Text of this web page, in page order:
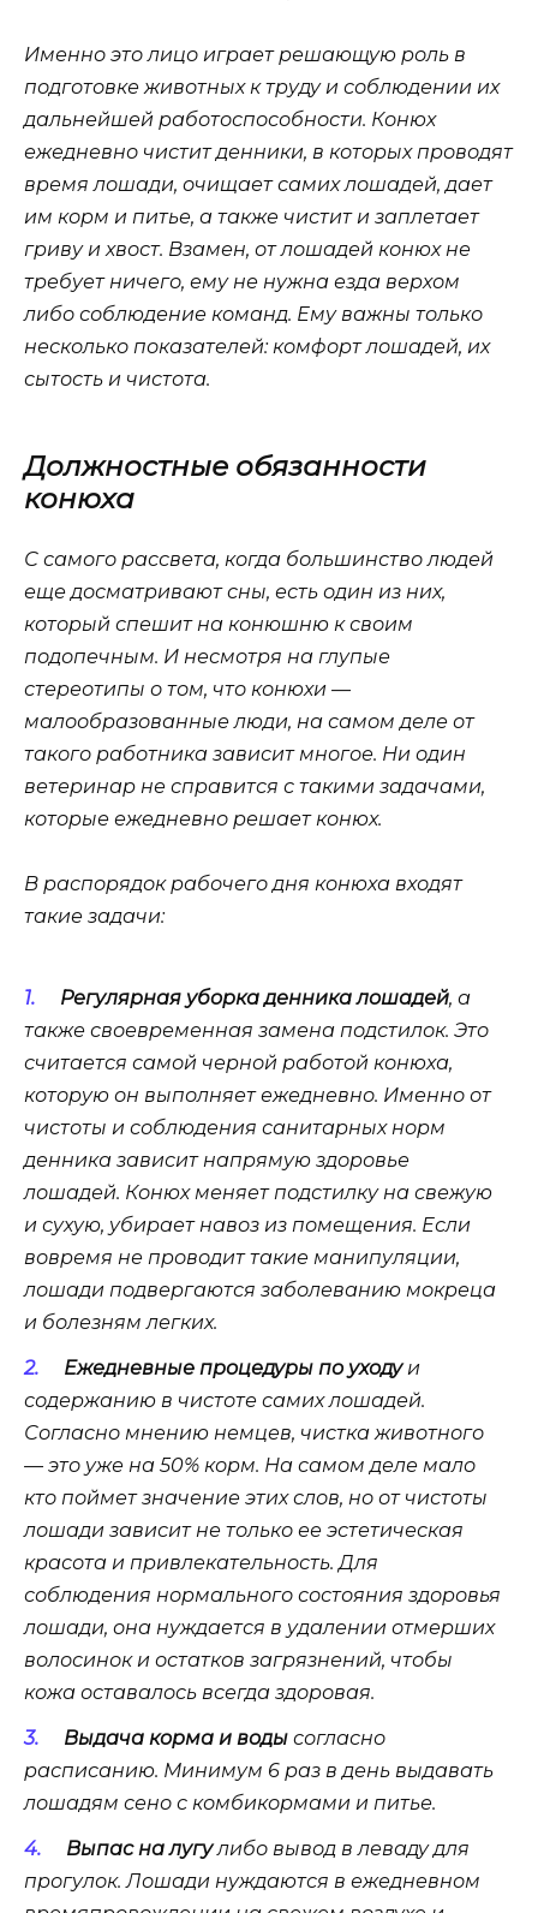
Именно это лицо играет решающую роль в
подготовке животных к труду и соблюдении их
дальнейшей работоспособности. Конюх
ежедневно чистит денники, в которых проводят
время лошади, очищает самих лошадей, дает
им корм и питье, а также чистит и заплетает
гриву и хвост. Взамен, от лошадей конюх не
требует ничего, ему не нужна езда верхом
либо соблюдение команд. Ему важны только
несколько показателей: комфорт лошадей, их
сытость и чистота.
Должностные обязанности
конюха
С самого рассвета, когда большинство людей
еще досматривают сны, есть один из них,
который спешит на конюшню к своим
подопечным. И несмотря на глупые
стереотипы о том, что конюхи —
малообразованные люди, на самом деле от
такого работника зависит многое. Ни один
ветеринар не справится с такими задачами,
которые ежедневно решает конюх.
В распорядок рабочего дня конюха входят
такие задачи:
Регулярная уборка денника лошадей, а
также своевременная замена подстилок. Это
считается самой черной работой конюха,
которую он выполняет ежедневно. Именно от
чистоты и соблюдения санитарных норм
денника зависит напрямую здоровье
лошадей. Конюх меняет подстилку на свежую
и сухую, убирает навоз из помещения. Если
вовремя не проводит такие манипуляции,
лошади подвергаются заболеванию мокреца
и болезням легких.
Ежедневные процедуры по уходуи
содержанию в чистоте самих лошадей.
Согласно мнению немцев, чистка животного
— это уже на 50% корм. На самом деле мало
кто поймет значение этих слов, но от чистоты
лошади зависит не только ее эстетическая
красота и привлекательность. Для
соблюдения нормального состояния здоровья
лошади, она нуждается в удалении отмерших
волосинок и остатков загрязнений, чтобы
кожа оставалось всегда здоровая.
Выдача корма и водысогласно
расписанию. Минимум 6 раз в день выдавать
лошадям сено с комбикормами и питье.
Выпас на лугулибо вывод в леваду для
прогулок. Лошади нуждаются в ежедневном